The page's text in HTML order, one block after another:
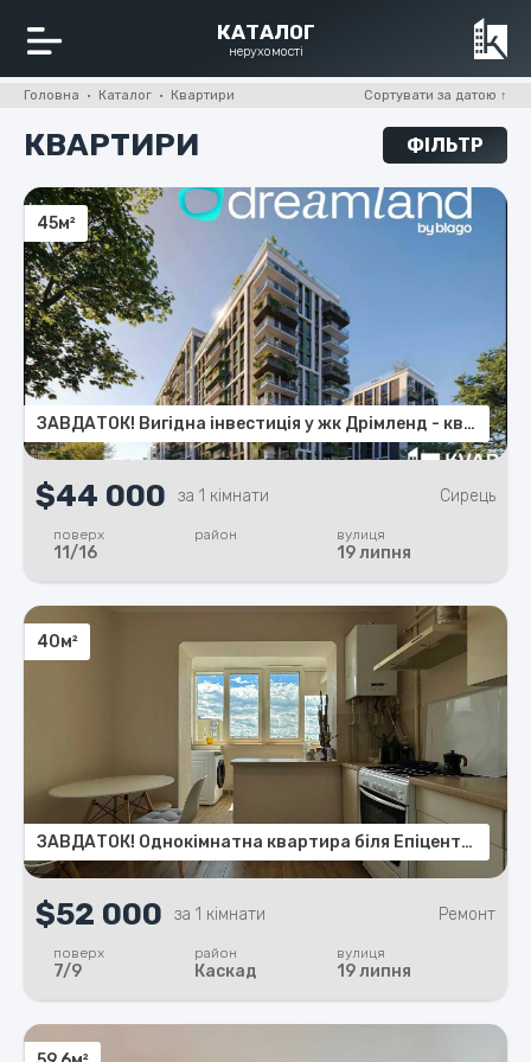
КАТАЛОГ
нерухомості
Головна · Каталог · Квартири
КВАРТИРИ ФІЛЬТР
45м²
ЗАВДАТОК! Вигідна інвестиція у жк Дрімленд - квартира 45 м2
$44 000 за 1 кімнати Сирець
поверх
11/16
район вулиця
19 липня
40м²
ЗАВДАТОК! Однокімнатна квартира біля Епіцентру з чудовим видом у двір будинку
$52 000 за 1 кімнати Ремонт
поверх
7/9
район
Каскад
вулиця
19 липня